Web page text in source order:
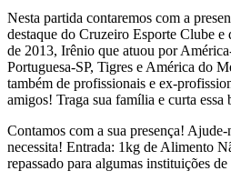
Nesta partida contaremos com a
destaque do Cruzeiro Esporte Clube
de 2013, Irênio que atuou por
Portuguesa-SP, Tigres e América do
também de profissionais e ex-
amigos! Traga sua família e curta essa
Contamos com a sua presença!
necessita! Entrada: 1kg de Alimento
repassado para algumas instituições